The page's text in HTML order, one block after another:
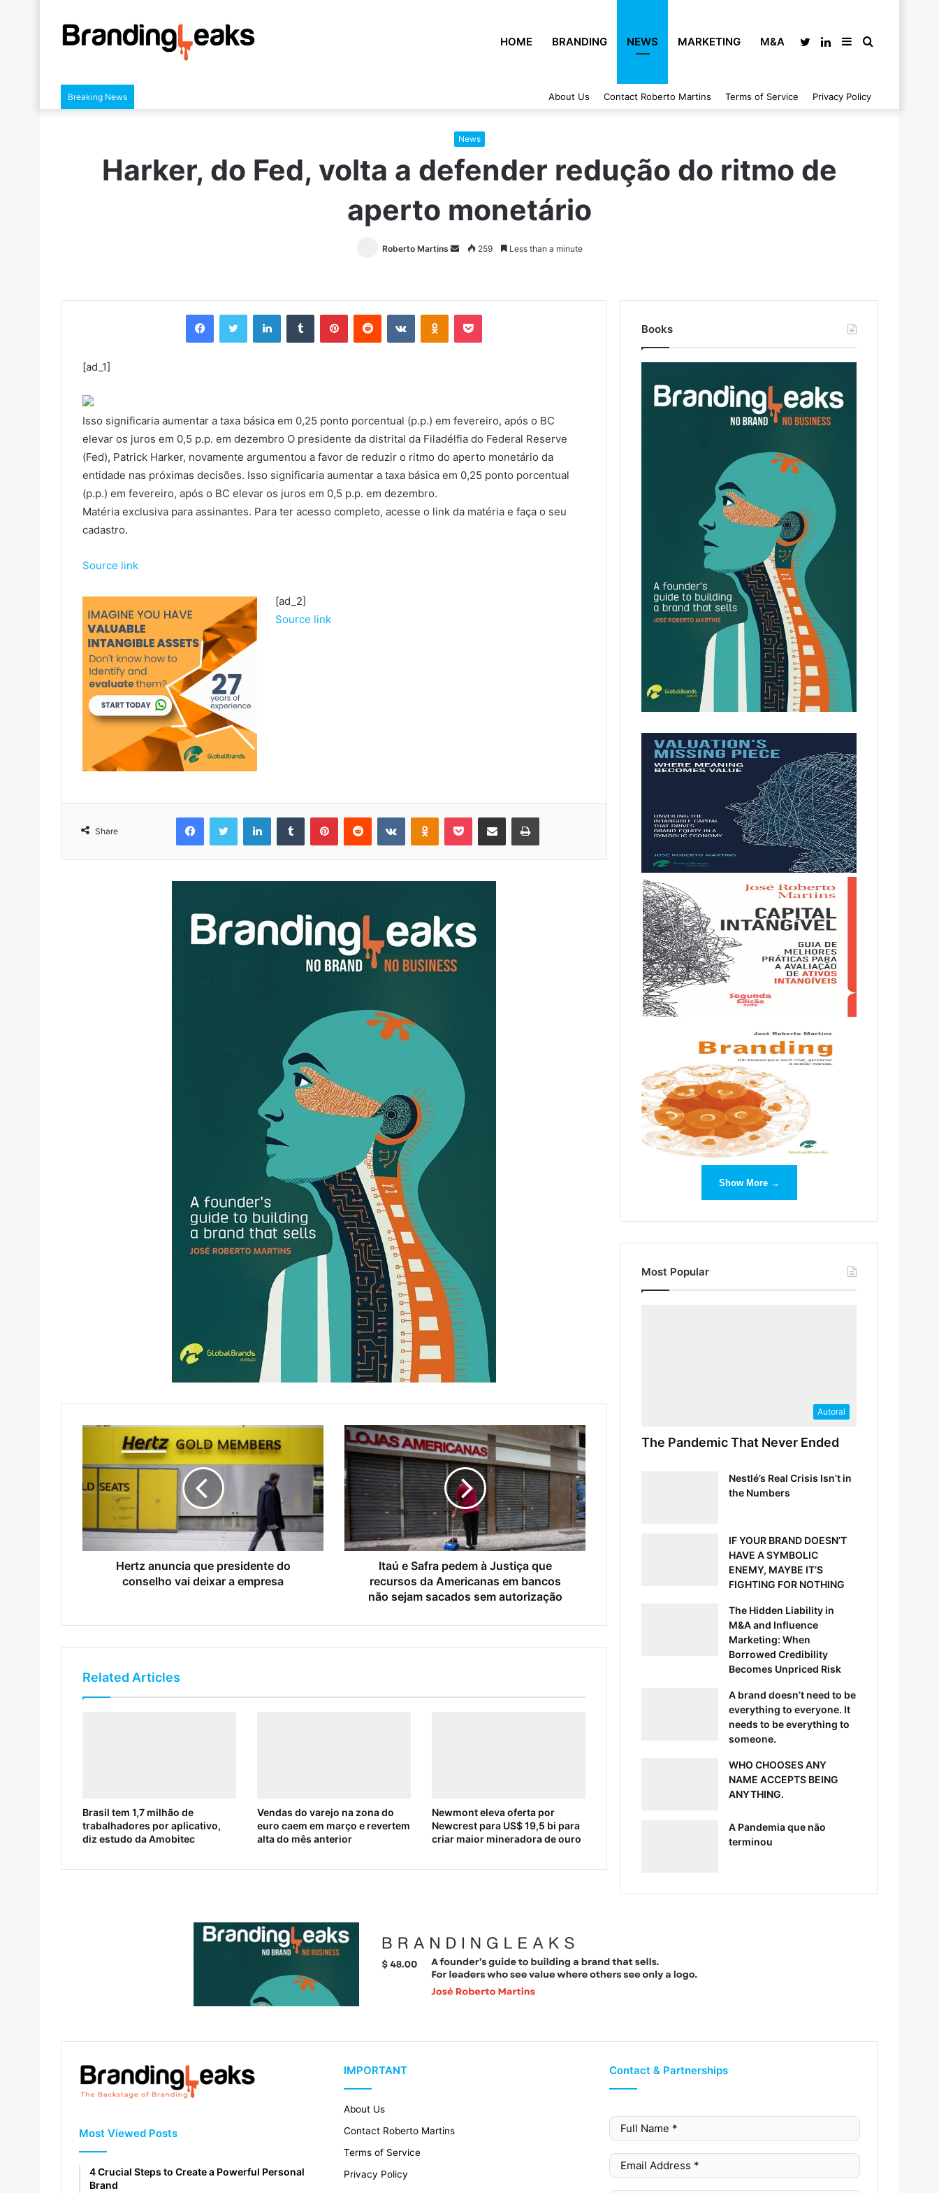
HOME BRANDING NEWS MARKETING M&A Search
Sidebar
LinkedIn
Twitter
Breaking News About Us Contact Roberto Martins Terms of Service Privacy Policy
News
Harker, do Fed, volta a defender redução do ritmo de
aperto monetário
Roberto Martins
Send259 Less than a minute
[ad_1]
Isso significaria aumentar a taxa básica em 0,25 ponto porcentual (p.p.) em fevereiro, após o BC
elevar os juros em 0,5 p.p. em dezembro O presidente da distrital da Filadélfia do Federal Reserve
(Fed), Patrick Harker, novamente argumentou a favor de reduzir o ritmo do aperto monetário da
entidade nas próximas decisões. Isso significaria aumentar a taxa básica em 0,25 ponto porcentual
(p.p.) em fevereiro, após o BC elevar os juros em 0,5 p.p. em dezembro.
Matéria exclusiva para assinantes. Para ter acesso completo, acesse o link da matéria e faça o seu
cadastro.
Source link
[ad_2]
Source link
Share
Hertz anuncia que presidente do
conselho vai deixar a empresa
Itaú e Safra pedem à Justiça que
recursos da Americanas em bancos
não sejam sacados sem autorização
Related Articles
Brasil tem 1,7 milhão de
trabalhadores por aplicativo,
diz estudo da Amobitec
Vendas do varejo na zona do
euro caem em março e revertem
alta do mês anterior
Newmont eleva oferta por
Newcrest para US$ 19,5 bi para
criar maior mineradora de ouro
Books
Show More →
Most Popular
Autoral
The Pandemic That Never Ended
Nestlé’s Real Crisis Isn’t in
the Numbers
IF YOUR BRAND DOESN’T
HAVE A SYMBOLIC
ENEMY, MAYBE IT’S
FIGHTING FOR NOTHING
The Hidden Liability in
M&A and Influence
Marketing: When
Borrowed Credibility
Becomes Unpriced Risk
A brand doesn’t need to be
everything to everyone. It
needs to be everything to
someone.
WHO CHOOSES ANY
NAME ACCEPTS BEING
ANYTHING.
A Pandemia que não
terminou
Most Viewed Posts
4 Crucial Steps to Create a Powerful Personal
Brand
IMPORTANT
About Us
Contact Roberto Martins
Terms of Service
Privacy Policy
Contact & Partnerships